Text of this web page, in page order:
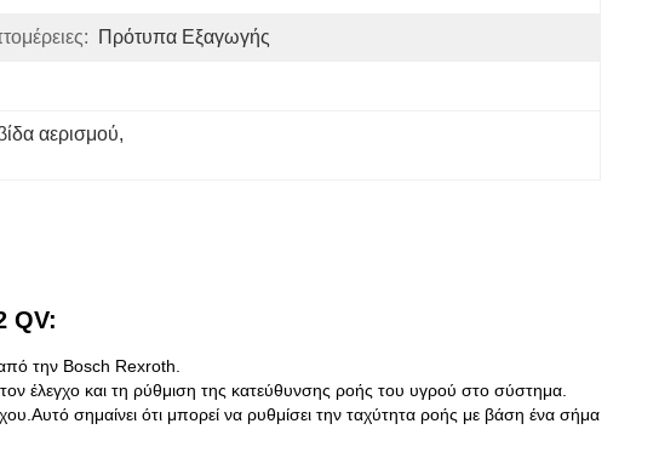
Πρότυπα Εξαγωγής
αερισμού,
QV:
την Bosch Rexroth.
έλεγχο και τη ρύθμιση της κατεύθυνσης ροής του υγρού στο σύστημα.
σημαίνει ότι μπορεί να ρυθμίσει την ταχύτητα ροής με βάση ένα σήμα